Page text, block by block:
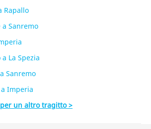
Rapallo
Sanremo
La Spezia
Sanremo
Imperia
un altro tragitto >